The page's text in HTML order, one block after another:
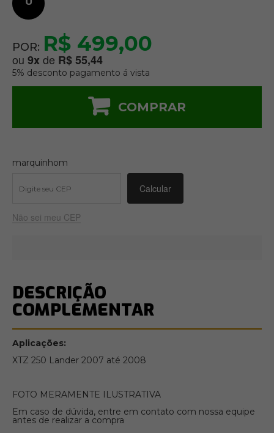
POR: R$ 499,00
ou 9xde R$ 55,44
5% desconto pagamento á vista
COMPRAR
marquinhom
Não sei meu CEP
DESCRIÇÃO
COMPLEMENTAR
Aplicações:
XTZ 250 Lander 2007 até 2008
FOTO MERAMENTE ILUSTRATIVA
Em caso de dúvida, entre em contato com nossa equipe
antes de realizar a compra